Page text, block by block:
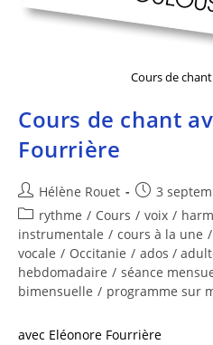
Cours de
Cours de chant
Fourrière
Hélène Rouet
3
rythme / Cours / voix /
instrumentale / cours à la une /
vocale / Occitanie / ados /
hebdomadaire / séance
bimensuelle / programme sur
avec Eléonore Fourrière